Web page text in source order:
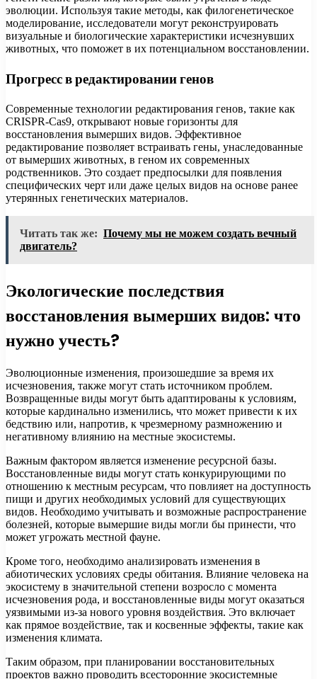
эволюции. Используя такие методы, как филогенетическое
моделирование, исследователи могут реконструировать
визуальные и биологические характеристики исчезнувших
животных, что поможет в их потенциальном восстановлении.
Прогресс в редактировании генов
Современные технологии редактирования генов, такие как
CRISPR-Cas9, открывают новые горизонты для
восстановления вымерших видов. Эффективное
редактирование позволяет встраивать гены, унаследованные
от вымерших животных, в геном их современных
родственников. Это создает предпосылки для появления
специфических черт или даже целых видов на основе ранее
утерянных генетических материалов.
Читать так же: Почему мы не можем создать вечный
двигатель?
Экологические последствия
восстановления вымерших видов: что
нужно учесть?
Эволюционные изменения, произошедшие за время их
исчезновения, также могут стать источником проблем.
Возвращенные виды могут быть адаптированы к условиям,
которые кардинально изменились, что может привести к их
бедствию или, напротив, к чрезмерному размножению и
негативному влиянию на местные экосистемы.
Важным фактором является изменение ресурсной базы.
Восстановленные виды могут стать конкурирующими по
отношению к местным ресурсам, что повлияет на доступность
пищи и других необходимых условий для существующих
видов. Необходимо учитывать и возможные распространение
болезней, которые вымершие виды могли бы принести, что
может угрожать местной фауне.
Кроме того, необходимо анализировать изменения в
абиотических условиях среды обитания. Влияние человека на
экосистему в значительной степени возросло с момента
исчезновения рода, и восстановленные виды могут оказаться
уязвимыми из-за нового уровня воздействия. Это включает
как прямое воздействие, так и косвенные эффекты, такие как
изменения климата.
Таким образом, при планировании восстановительных
проектов важно проводить всесторонние экосистемные